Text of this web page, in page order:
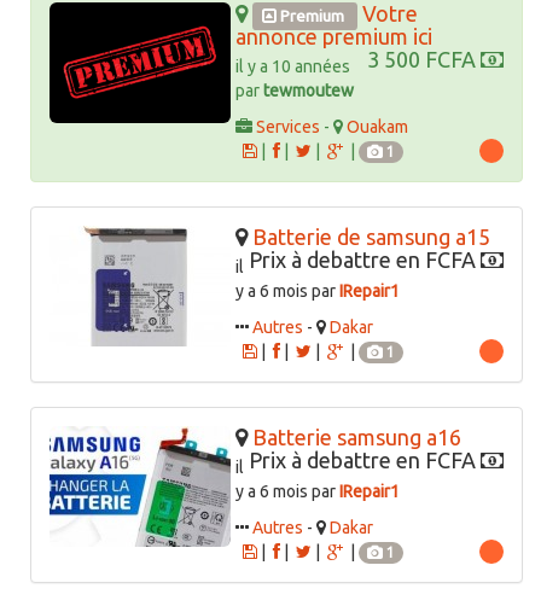
Premium
Votre
annonce premium ici
3 500 FCFA
il y a 10 années
partewmoutew
Services -
Ouakam
|
1
Batterie de samsung a15
Prix à debattre en FCFA
il
y a 6 mois parIRepair1
Autres -
Dakar
|
1
Batterie samsung a16
Prix à debattre en FCFA
il
y a 6 mois parIRepair1
Autres -
Dakar
|
1